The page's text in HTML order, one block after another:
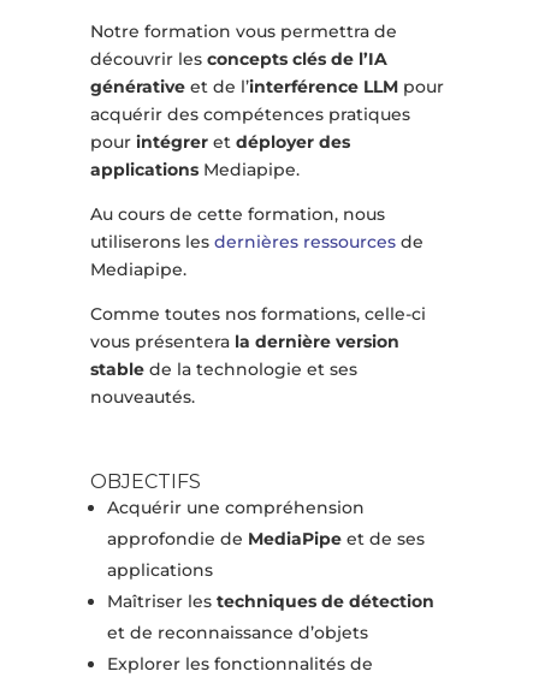
Notre formation vous permettra de
découvrir lesconcepts clés de l’IA
générativeet de l’interférence LLM pour
acquérir des compétences pratiques
pour intégreret déployer des
applicationsMediapipe.
Au cours de cette formation, nous
utiliserons les dernières ressourcesde
Mediapipe.
Comme toutes nos formations, celle-ci
vous présentera la dernière version
stablede la technologie et ses
nouveautés.
OBJECTIFS
Acquérir une compréhension
approfondie de MediaPipeet de ses
applications
Maîtriser les techniques de détection
et de reconnaissance d’objets
Explorer les fonctionnalités de